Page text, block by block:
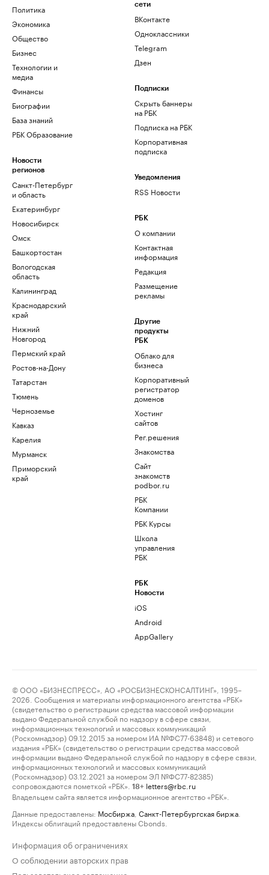
Политика
Экономика
Общество
Бизнес
Технологии и
медиа
Финансы
Биографии
База знаний
РБК Образование
Новости
регионов
Санкт-Петербург
и область
Екатеринбург
Новосибирск
Омск
Башкортостан
Вологодская
область
Калининград
Краснодарский
край
Нижний
Новгород
Пермский край
Ростов-на-Дону
Татарстан
Тюмень
Черноземье
Кавказ
Карелия
Мурманск
Приморский
край
сети
ВКонтакте
Одноклассники
Telegram
Дзен
Подписки
Скрыть баннеры
на РБК
Подписка на РБК
Корпоративная
подписка
Уведомления
RSS Новости
РБК
О компании
Контактная
информация
Редакция
Размещение
рекламы
Другие
продукты
РБК
Облако для
бизнеса
Корпоративный
регистратор
доменов
Хостинг
сайтов
Рег.решения
Знакомства
Сайт
знакомств
podbor.ru
РБК
Компании
РБК Курсы
Школа
управления
РБК
РБК
Новости
iOS
Android
AppGallery
© ООО «БИЗНЕСПРЕСС», АО «РОСБИЗНЕСКОНСАЛТИНГ», 1995–
2026. Сообщения и материалы информационного агентства «РБК»
(свидетельство о регистрации средства массовой информации
выдано Федеральной службой по надзору в сфере связи,
информационных технологий и массовых коммуникаций
(Роскомнадзор) 09.12.2015 за номером ИА №ФС77-63848) и сетевого
издания «РБК» (свидетельство о регистрации средства массовой
информации выдано Федеральной службой по надзору в сфере связи,
информационных технологий и массовых коммуникаций
(Роскомнадзор) 03.12.2021 за номером ЭЛ №ФС77-82385)
сопровождаются пометкой «РБК».
18+ letters@rbc.ru
Владельцем сайта является информационное агентство «РБК».
Данные предоставлены: Мосбиржа Санкт-Петербургская биржа
Индексы облигаций предоставлены Cbonds.
Информация об ограничениях
О соблюдении авторских прав